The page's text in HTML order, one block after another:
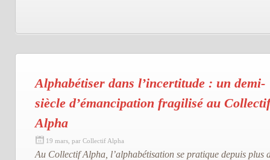
Alphabétiser dans l’incertitude : un demi-
siècle d’émancipation fragilisé au Collectif
Alpha
19 mars, par Collectif Alpha
Au Collectif Alpha, l’alphabétisation se pratique depuis plus